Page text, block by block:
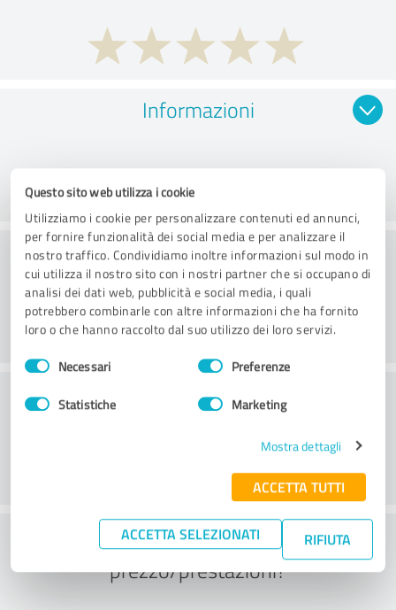
Questo sito web utilizza i cookie
Utilizziamo i cookie per personalizzare contenuti ed annunci,
per fornire funzionalità dei social media e per analizzare il
nostro traffico. Condividiamo inoltre informazioni sul modo in
cui utilizza il nostro sito con i nostri partner che si occupano di
analisi dei dati web, pubblicità e social media, i quali
potrebbero combinarle con altre informazioni che ha fornito
loro o che hanno raccolto dal suo utilizzo dei loro servizi.
Selezione
del
Necessari Preferenze
Statistiche Marketing
Mostra dettagli
ACCETTA TUTTI
ACCETTA SELEZIONATI RIFIUTA
Informazioni
Sito web
Servizio clienti
Cosa ne pensate del rapporto
prezzo/prestazioni?